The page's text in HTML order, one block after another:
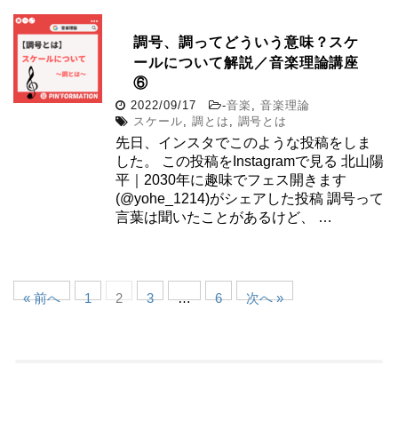
調号、調ってどういう意味？スケ
ールについて解説／音楽理論講座
⑥
2022/09/17 -音楽 ,音楽理論
スケール
調とは 調号とは
先日、インスタでこのような投稿をしま
した。 この投稿をInstagramで見る 北山陽
平｜2030年に趣味でフェス開きます
(@yohe_1214)がシェアした投稿 調号って
言葉は聞いたことがあるけど、 …
« 前へ 1 2 3 … 6 次へ »